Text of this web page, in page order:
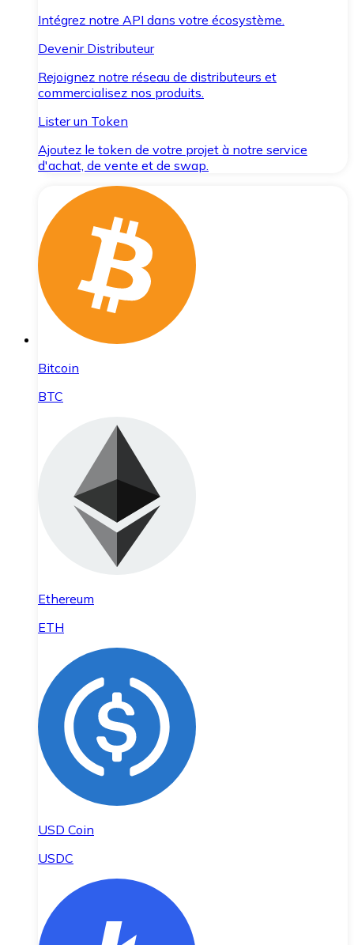
Intégrez notre API dans votre écosystème.
Devenir Distributeur
Rejoignez notre réseau de distributeurs et
commercialisez nos produits.
Lister un Token
Ajoutez le token de votre projet à notre service
d'achat, de vente et de swap.
Bitcoin
BTC
Ethereum
ETH
USD Coin
USDC